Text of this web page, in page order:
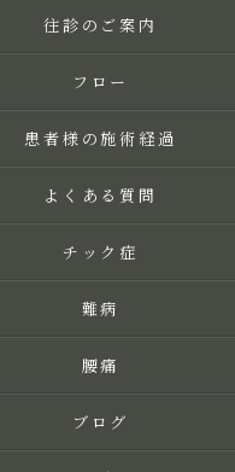
往診のご案内
フロー
患者様の施術経過
よくある質問
チック症
難病
腰痛
ブログ